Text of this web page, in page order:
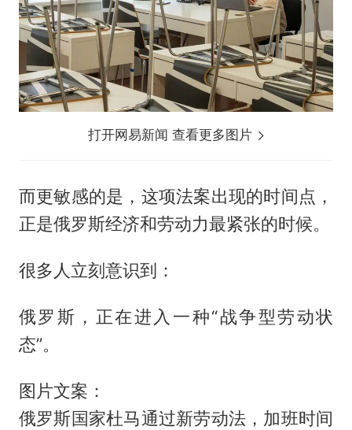
打开网易新闻 查看更多图片
而更敏感的是，这项法案出现的时间点，
正是俄罗斯经济和劳动力最紧张的时候。
很多人立刻意识到：
俄罗斯，正在进入一种“战争型劳动状
态”。
图片文案：
俄罗斯国家杜马通过新劳动法，加班时间